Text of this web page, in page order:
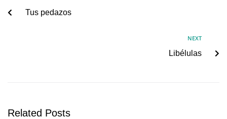
Tus pedazos
NEXT
Libélulas
Related Posts